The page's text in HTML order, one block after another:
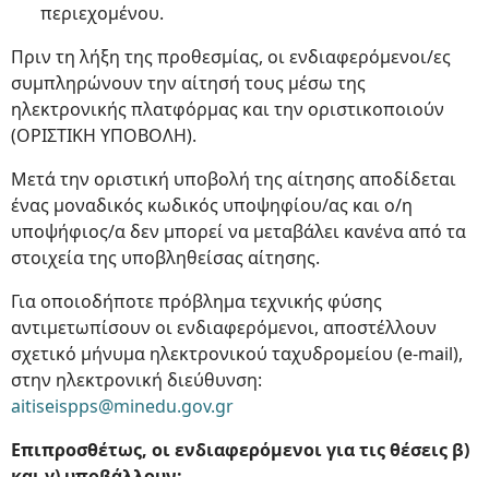
περιεχομένου.
Πριν τη λήξη της προθεσμίας, οι ενδιαφερόμενοι/ες
συμπληρώνουν την αίτησή τους μέσω της
ηλεκτρονικής πλατφόρμας και την οριστικοποιούν
(ΟΡΙΣΤΙΚΗ ΥΠΟΒΟΛΗ).
Μετά την οριστική υποβολή της αίτησης αποδίδεται
ένας μοναδικός κωδικός υποψηφίου/ας και ο/η
υποψήφιος/α δεν μπορεί να μεταβάλει κανένα από τα
στοιχεία της υποβληθείσας αίτησης.
Για οποιοδήποτε πρόβλημα τεχνικής φύσης
αντιμετωπίσουν οι ενδιαφερόμενοι, αποστέλλουν
σχετικό μήνυμα ηλεκτρονικού ταχυδρομείου (e-mail),
στην ηλεκτρονική διεύθυνση:
aitiseispps@minedu.gov.gr
Επιπροσθέτως, οι ενδιαφερόμενοι για τις θέσεις β)